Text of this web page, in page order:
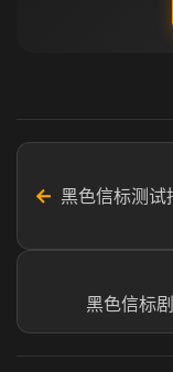
← 黑色信标测试
黑色信标